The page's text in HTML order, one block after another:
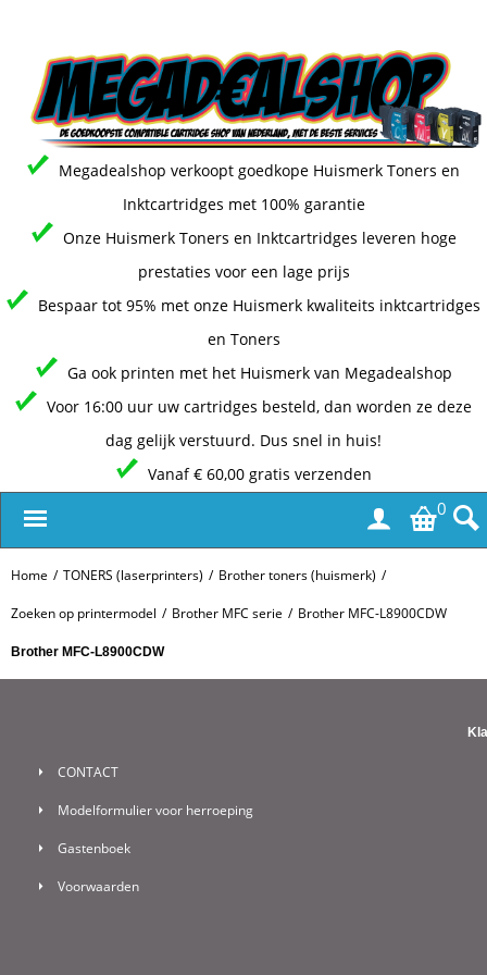
Megadealshop verkoopt goedkope Huismerk Toners en
Inktcartridges met 100% garantie
Onze Huismerk Toners en Inktcartridges leveren hoge
prestaties voor een lage prijs
Bespaar tot 95% met onze Huismerk kwaliteits inktcartridges
en Toners
Ga ook printen met het Huismerk van Megadealshop
Voor 16:00 uur uw cartridges besteld, dan worden ze deze
dag gelijk verstuurd. Dus snel in huis!
Vanaf € 60,00 gratis verzenden
0
Home / TONERS (laserprinters) / Brother toners (huismerk) /
Zoeken op printermodel / Brother MFC serie / Brother MFC-L8900CDW
Brother MFC-L8900CDW
CONTACT
Modelformulier voor herroeping
Gastenboek
Voorwaarden